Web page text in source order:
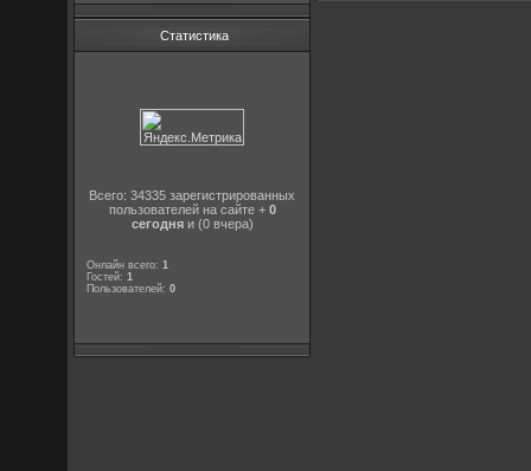
Статистика
Всего: 34335 зарегистрированных
пользователей на сайте + 0
сегодняи (0 вчера)
Онлайн всего:1
Гостей:1
Пользователей:0